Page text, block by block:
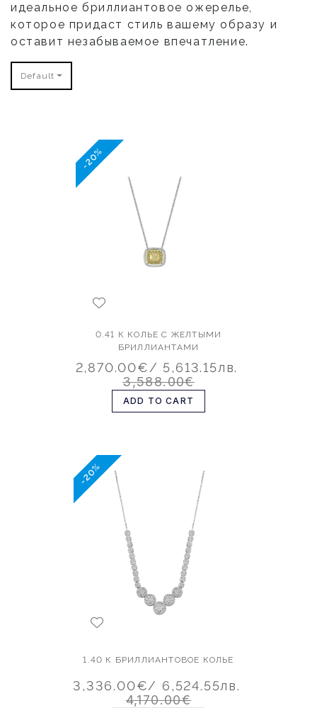
идеальное бриллиантовое ожерелье,
которое придаст стиль вашему образу и
оставит незабываемое впечатление.
Default
-20%
0.41 К КОЛЬЕ С ЖЕЛТЫМИ
БРИЛЛИАНТАМИ
2,870.00€/ 5,613.15лв.
3,588.00€
ADD TO CART
-20%
1.40 К БРИЛЛИАНТОВОЕ КОЛЬЕ
3,336.00€/ 6,524.55лв.
4,170.00€